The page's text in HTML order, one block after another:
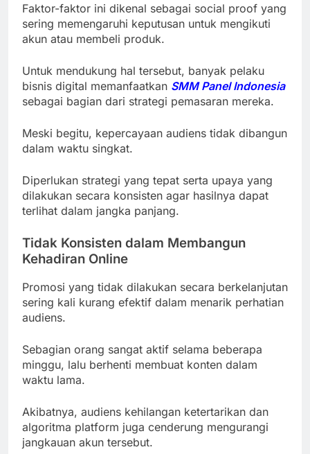
Faktor-faktor ini dikenal sebagai social proof yang
sering memengaruhi keputusan untuk mengikuti
akun atau membeli produk.
Untuk mendukung hal tersebut, banyak pelaku
bisnis digital memanfaatkan SMM Panel Indonesia
sebagai bagian dari strategi pemasaran mereka.
Meski begitu, kepercayaan audiens tidak dibangun
dalam waktu singkat.
Diperlukan strategi yang tepat serta upaya yang
dilakukan secara konsisten agar hasilnya dapat
terlihat dalam jangka panjang.
Tidak Konsisten dalam Membangun
Kehadiran Online
Promosi yang tidak dilakukan secara berkelanjutan
sering kali kurang efektif dalam menarik perhatian
audiens.
Sebagian orang sangat aktif selama beberapa
minggu, lalu berhenti membuat konten dalam
waktu lama.
Akibatnya, audiens kehilangan ketertarikan dan
algoritma platform juga cenderung mengurangi
jangkauan akun tersebut.